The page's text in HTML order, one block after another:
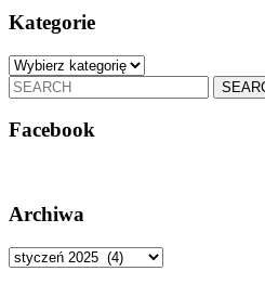
wpisów
Kategorie
Kategorie
Search
for:
Facebook
Archiwa
Archiwa